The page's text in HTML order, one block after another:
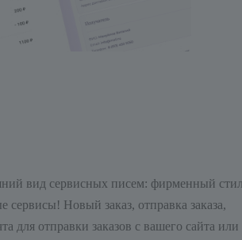
вид сервисных писем: фирменный
Новый заказ, отправка заказа,
для отправки заказов с вашего сайта или